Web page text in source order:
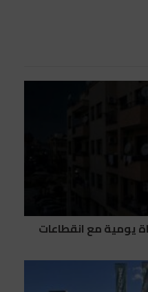
يومية مع انقطاعات